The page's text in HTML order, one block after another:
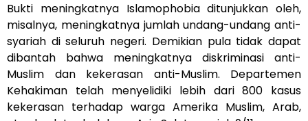
Bukti meningkatnya Islamophobia ditunjukkan oleh,
misalnya, meningkatnya jumlah undang-undang anti-
syariah di seluruh negeri. Demikian pula tidak dapat
dibantah bahwa meningkatnya diskriminasi anti-
Muslim dan kekerasan anti-Muslim. Departemen
Kehakiman telah menyelidiki lebih dari 800 kasus
kekerasan terhadap warga Amerika Muslim, Arab,